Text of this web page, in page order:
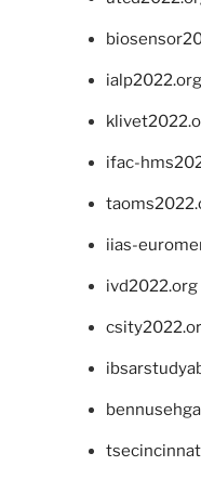
ialp2022.org
ifac-
iias-
ivd2022.org